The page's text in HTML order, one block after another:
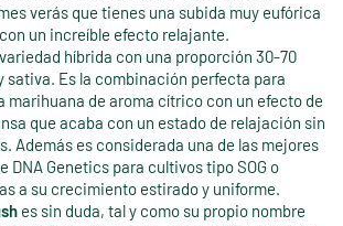
verás que tienes una subida muy eufórica
un increíble efecto relajante.
híbrida con una proporción 30-70
sativa. Es la combinación perfecta para
marihuana de aroma cítrico con un efecto de
que acaba con un estado de relajación sin
Además es considerada una de las mejores
DNA Genetics para cultivos tipo SOG o
a su crecimiento estirado y uniforme.
es sin duda, tal y como su propio nombre